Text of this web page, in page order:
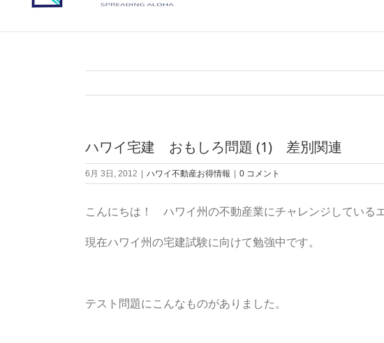
ハワイ宅建 おもしろ問題 (1) 差別関連
6月 3日, 2012 ハワイ不動産お得情報 0 コメント
こんにちは！ ハワイ州の不動産業にチャレンジしている
現在ハワイ州の宅建試験に向けて勉強中です。
テスト問題にこんなものがありました。